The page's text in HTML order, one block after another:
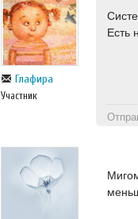
Глафира
Участник
Есть